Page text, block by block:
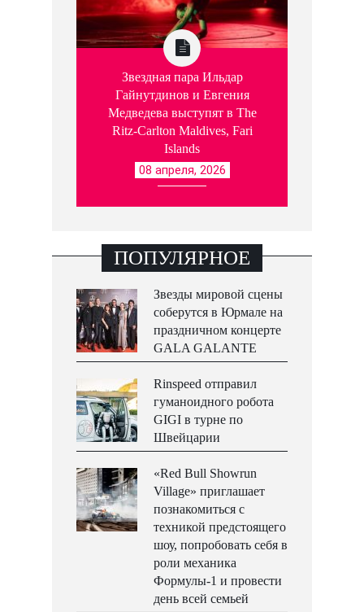
Звездная пара Ильдар
Гайнутдинов и Евгения
Медведева выступят в The
Ritz-Carlton Maldives, Fari
Islands
08 апреля, 2026
ПОПУЛЯРНОЕ
Звезды мировой сцены
соберутся в Юрмале на
праздничном концерте
GALA GALANTE
Rinspeed отправил
гуманоидного робота
GIGI в турне по
Швейцарии
«Red Bull Showrun
Village» приглашает
познакомиться с
техникой предстоящего
шоу, попробовать себя в
роли механика
Формулы-1 и провести
день всей семьей